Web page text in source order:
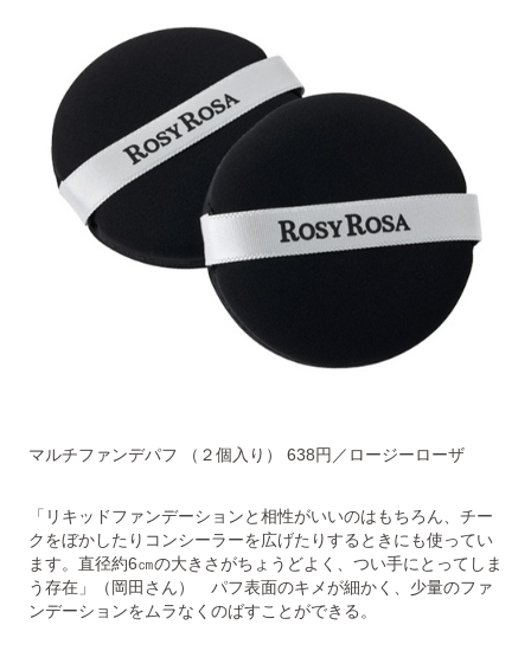
マルチファンデパフ （２個入り） 638円／ロージーローザ
「リキッドファンデーションと相性がいいのはもちろん、チー
クをぼかしたりコンシーラーを広げたりするときにも使ってい
ます。直径約6㎝の大きさがちょうどよく、つい手にとってしま
う存在」（岡田さん） パフ表面のキメが細かく、少量のファ
ンデーションをムラなくのばすことができる。